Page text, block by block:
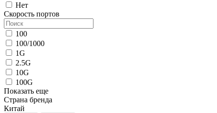
Нет
Скорость портов
100
100/1000
1G
2.5G
10G
100G
Показать еще
Страна бренда
Китай